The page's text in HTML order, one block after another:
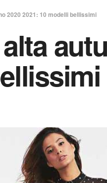
2020 2021: 10 modelli bellissimi